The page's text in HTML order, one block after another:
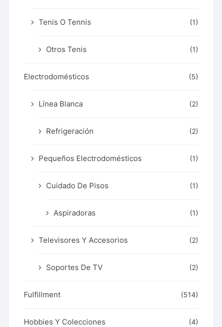
Tenis O Tennis (1)
Otros Tenis (1)
Electrodomésticos (5)
Línea Blanca (2)
Refrigeración (2)
Pequeños Electrodomésticos (1)
Cuidado De Pisos (1)
Aspiradoras (1)
Televisores Y Accesorios (2)
Soportes De TV (2)
Fulfillment (514)
Hobbies Y Colecciones (4)